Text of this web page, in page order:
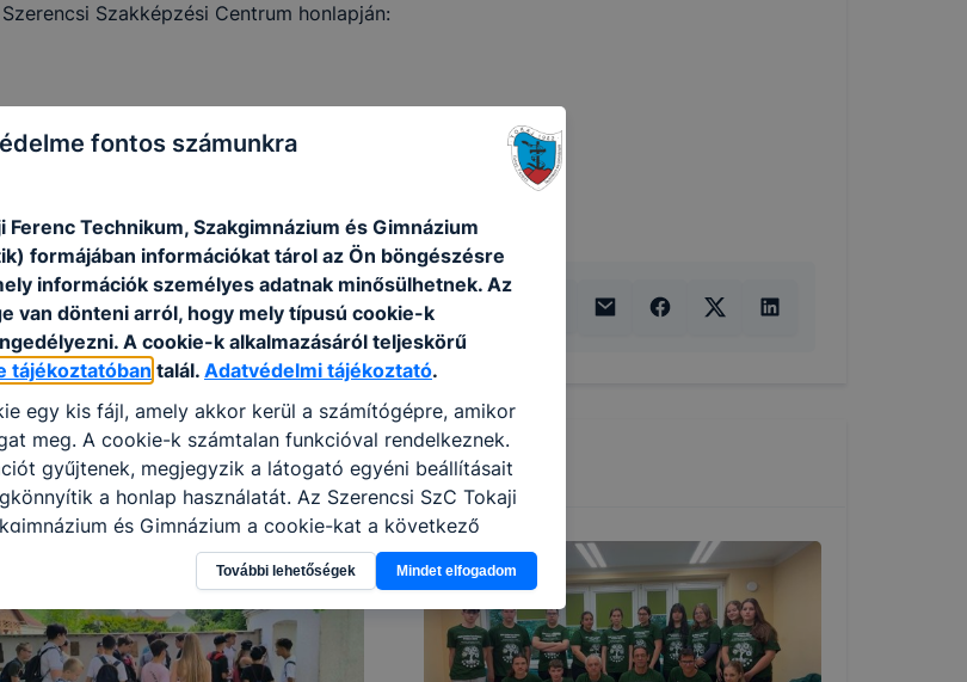
Szakképzési Centrum honlapján:
fontos számunkra
Ferenc Technikum, Szakgimnázium és Gimnázium
formájában információkat tárol az Ön böngészésre
információk személyes adatnak minősülhetnek. Az
van dönteni arról, hogy mely típusú cookie-k
A cookie-k alkalmazásáról teljeskörű
tájékoztatóban talál. Adatvédelmi tájékoztató.
egy kis fájl, amely akkor kerül a számítógépre, amikor
meg. A cookie-k számtalan funkcióval rendelkeznek.
gyűjtenek, megjegyzik a látogató egyéni beállításait
a honlap használatát. Az Szerencsi SzC Tokaji
és Gimnázium a cookie-kat a következő
gyűjtése azzal kapcsolatban, hogyan használja Ön
hogy a honlap melyik részeit látogatja, vagy
megtudhatjuk, hogyan biztosítsunk Önnek még jobb
ismét meglátogatja oldalunkat, honlap fejlesztése.
hogyan tudja kikapcsolni a cookie-kat? Minden modern
További lehetőségek Mindet elfogadom